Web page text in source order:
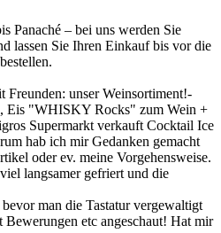
Panaché – bei uns werden Sie
lassen Sie Ihren Einkauf bis vor die
Freunden: unser Weinsortiment!-
Eis "WHISKY Rocks" zum Wein +
Supermarkt verkauft Cocktail Ice
hab ich mir Gedanken gemacht
oder ev. meine Vorgehensweise.
langsamer gefriert und die
man die Tastatur vergewaltigt
etc angeschaut! Hat mir